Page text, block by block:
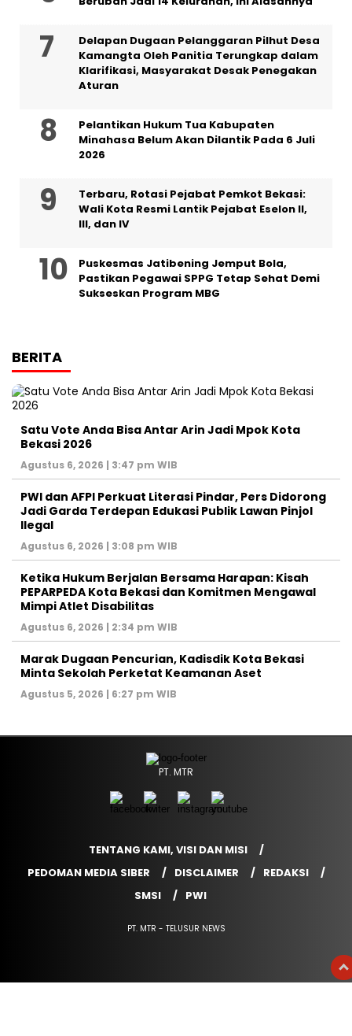
Delapan Dugaan Pelanggaran Pilhut Desa
Kamangta Oleh Panitia Terungkap dalam
Klarifikasi, Masyarakat Desak Penegakan
Aturan
Pelantikan Hukum Tua Kabupaten
Minahasa Belum Akan Dilantik Pada 6 Juli
2026
‎Terbaru, Rotasi Pejabat Pemkot Bekasi:
Wali Kota Resmi Lantik Pejabat Eselon II,
III, dan IV ‎
Puskesmas Jatibening Jemput Bola,
Pastikan Pegawai SPPG Tetap Sehat Demi
Sukseskan Program MBG
BERITA
Satu Vote Anda Bisa Antar Arin Jadi Mpok Kota
Bekasi 2026
Agustus 6, 2026 | 3:47 pm WIB
PWI dan AFPI Perkuat Literasi Pindar, Pers Didorong
Jadi Garda Terdepan Edukasi Publik Lawan Pinjol
Ilegal
Agustus 6, 2026 | 3:08 pm WIB
Ketika Hukum Berjalan Bersama Harapan: Kisah
PEPARPEDA Kota Bekasi dan Komitmen Mengawal
Mimpi Atlet Disabilitas
Agustus 6, 2026 | 2:34 pm WIB
‎Marak Dugaan Pencurian, Kadisdik Kota Bekasi
Minta Sekolah Perketat Keamanan Aset
Agustus 5, 2026 | 6:27 pm WIB
PT. MTR
TENTANG KAMI, VISI DAN MISI
PEDOMAN MEDIA SIBER
DISCLAIMER
REDAKSI
SMSI
PWI
PT. MTR - TELUSUR NEWS